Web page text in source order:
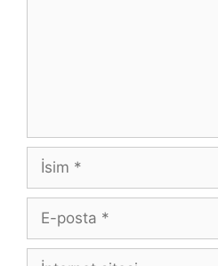
İsim
posta
İnternet